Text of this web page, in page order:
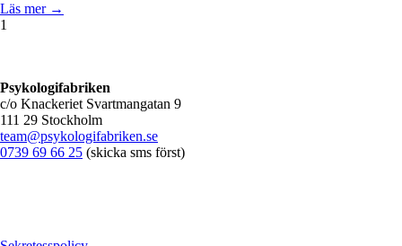
Läs mer →
1
Psykologifabriken
c/o Knackeriet Svartmangatan 9
111 29 Stockholm
team@psykologifabriken.se
0739 69 66 25 (skicka sms först)